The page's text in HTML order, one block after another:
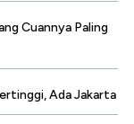
Cuannya Paling
Ada Jakarta